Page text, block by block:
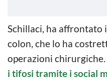
Schillaci, ha affrontato
colon, che lo ha
operazioni chirurgiche.
i tifosi tramite i social